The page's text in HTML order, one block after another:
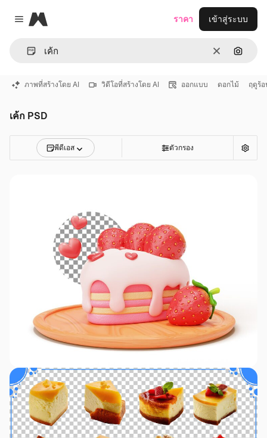
Close menu
Magnific
ชัดเจนค้นหา
ราคา เข้าสู่ระบบ
ภาพที่สร้างโดย AI วิดีโอที่สร้างโดย AI ออกแบบ ดอกไม้ ฤดูร้
เค้ก PSD
พีดีเอส ตัวกรอง